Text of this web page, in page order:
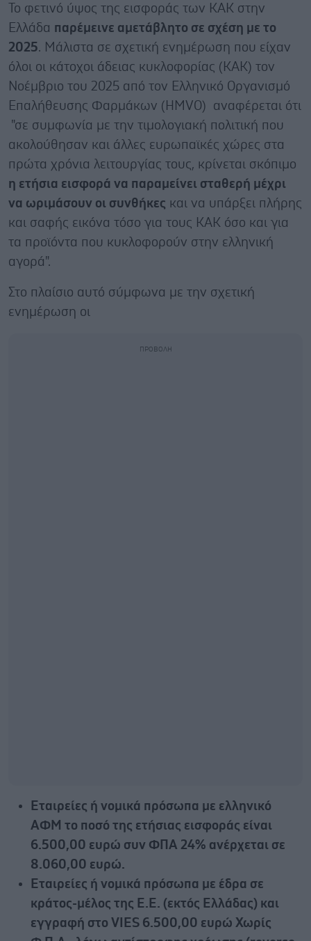
Το φετινό ύψος της εισφοράς των ΚΑΚ στην
Ελλάδα παρέμεινε αμετάβλητο σε σχέση με το
2025. Μάλιστα σε σχετική ενημέρωση που είχαν
όλοι οι κάτοχοι άδειας κυκλοφορίας (ΚΑΚ) τον
Νοέμβριο του 2025 από τον Ελληνικό Οργανισμό
Επαλήθευσης Φαρμάκων (ΗMVO) αναφέρεται ότι
"σε συμφωνία με την τιμολογιακή πολιτική που
ακολούθησαν και άλλες ευρωπαϊκές χώρες στα
πρώτα χρόνια λειτουργίας τους, κρίνεται σκόπιμο
η ετήσια εισφορά να παραμείνει σταθερή μέχρι
να ωριμάσουν οι συνθήκες και να υπάρξει πλήρης
και σαφής εικόνα τόσο για τους ΚΑΚ όσο και για
τα προϊόντα που κυκλοφορούν στην ελληνική
αγορά".
Στο πλαίσιο αυτό σύμφωνα με την σχετική
ενημέρωση οι
Εταιρείες ή νομικά πρόσωπα με ελληνικό
ΑΦΜ το ποσό της ετήσιας εισφοράς είναι
6.500,00 ευρώ συν ΦΠΑ 24% ανέρχεται σε
8.060,00 ευρώ.
Εταιρείες ή νομικά πρόσωπα με έδρα σε
κράτος-μέλος της Ε.Ε. (εκτός Ελλάδας) και
εγγραφή στο VIES 6.500,00 ευρώ Χωρίς